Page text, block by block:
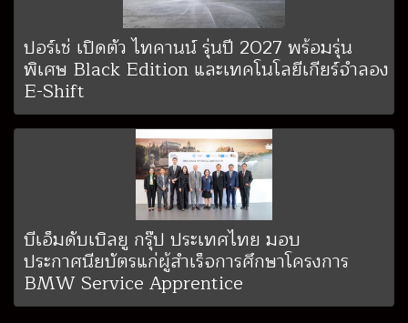
ปอร์เช่ เปิดตัว ไทคานน์ รุ่นปี 2027 พร้อมรุ่น
พิเศษ Black Edition และเทคโนโลยีเกียร์จำลอง
E-Shift
บีเอ็มดับเบิลยู กรุ๊ป ประเทศไทย มอบ
ประกาศนียบัตรแก่ผู้สำเร็จการศึกษาโครงการ
BMW Service Apprentice